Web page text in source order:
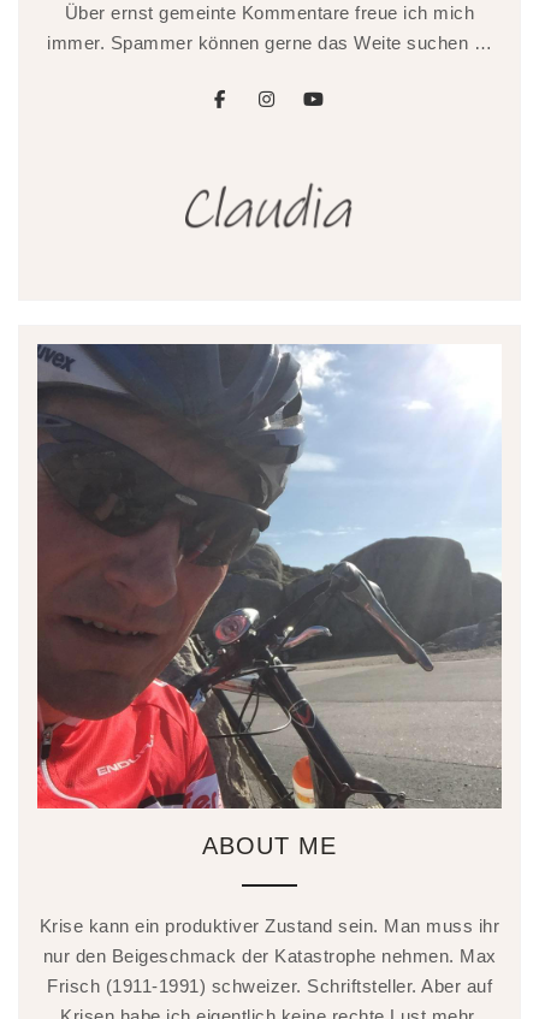
Über ernst gemeinte Kommentare freue ich mich
immer. Spammer können gerne das Weite suchen …
ABOUT ME
Krise kann ein produktiver Zustand sein. Man muss ihr
nur den Beigeschmack der Katastrophe nehmen. Max
Frisch (1911-1991) schweizer. Schriftsteller. Aber auf